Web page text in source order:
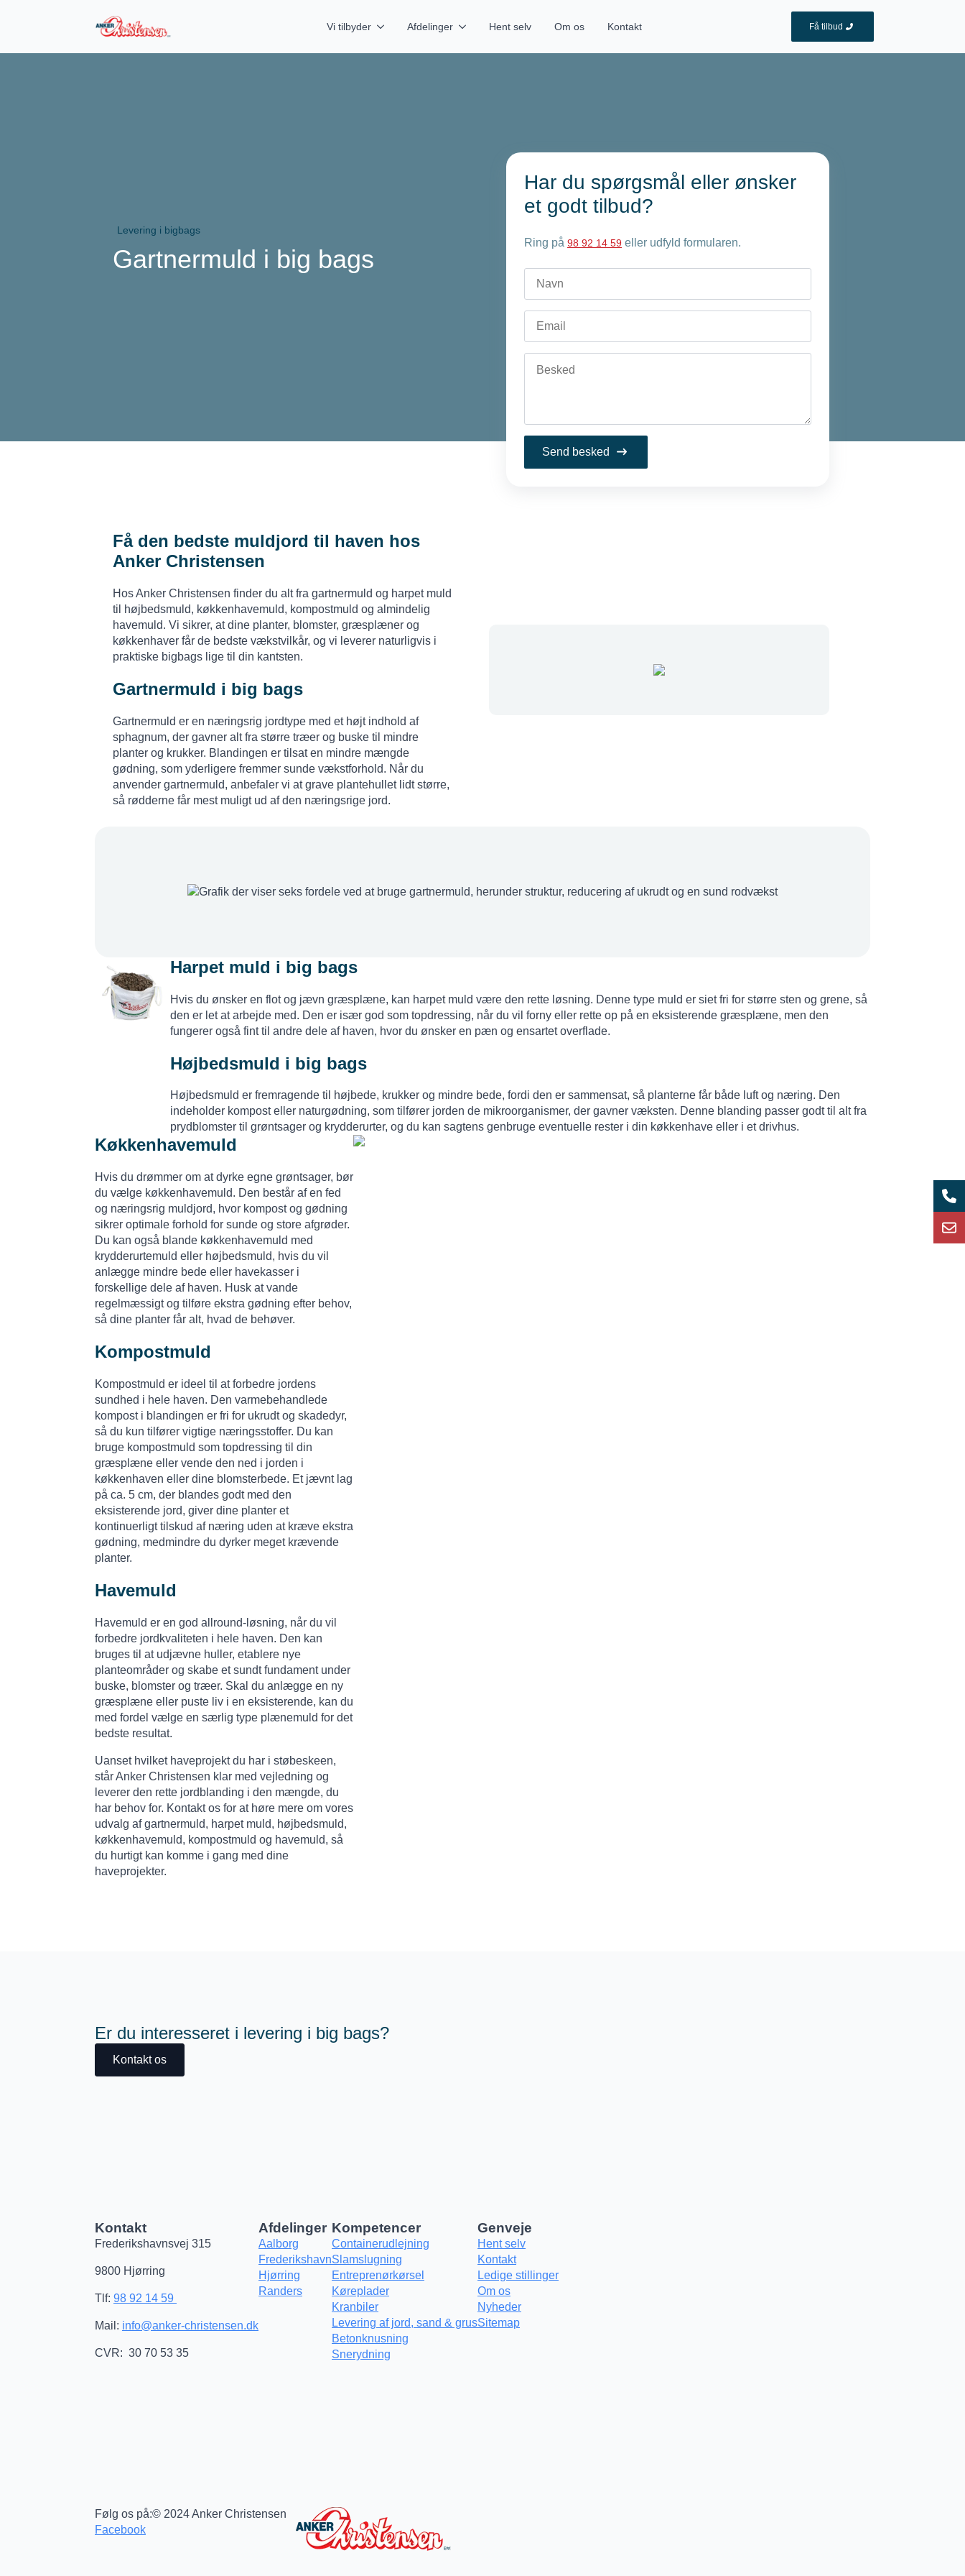
Vi tilbyder Afdelinger Hent selv Om os Kontakt Få tilbud
Levering i bigbags
Gartnermuld i big bags
Har du spørgsmål eller ønsker
et godt tilbud?
Ring på 98 92 14 59 eller udfyld formularen.
Send besked
Få den bedste muldjord til haven hos
Anker Christensen
Hos Anker Christensen finder du alt fra gartnermuld og harpet muld
til højbedsmuld, køkkenhavemuld, kompostmuld og almindelig
havemuld. Vi sikrer, at dine planter, blomster, græsplæner og
køkkenhaver får de bedste vækstvilkår, og vi leverer naturligvis i
praktiske bigbags lige til din kantsten.
Gartnermuld i big bags
Gartnermuld er en næringsrig jordtype med et højt indhold af
sphagnum, der gavner alt fra større træer og buske til mindre
planter og krukker. Blandingen er tilsat en mindre mængde
gødning, som yderligere fremmer sunde vækstforhold. Når du
anvender gartnermuld, anbefaler vi at grave plantehullet lidt større,
så rødderne får mest muligt ud af den næringsrige jord.
Harpet muld i big bags
Hvis du ønsker en flot og jævn græsplæne, kan harpet muld være den rette løsning. Denne type muld er siet fri for større sten og grene, så
den er let at arbejde med. Den er især god som topdressing, når du vil forny eller rette op på en eksisterende græsplæne, men den
fungerer også fint til andre dele af haven, hvor du ønsker en pæn og ensartet overflade.
Højbedsmuld i big bags
Højbedsmuld er fremragende til højbede, krukker og mindre bede, fordi den er sammensat, så planterne får både luft og næring. Den
indeholder kompost eller naturgødning, som tilfører jorden de mikroorganismer, der gavner væksten. Denne blanding passer godt til alt fra
prydblomster til grøntsager og krydderurter, og du kan sagtens genbruge eventuelle rester i din køkkenhave eller i et drivhus.
Køkkenhavemuld
Hvis du drømmer om at dyrke egne grøntsager, bør
du vælge køkkenhavemuld. Den består af en fed
og næringsrig muldjord, hvor kompost og gødning
sikrer optimale forhold for sunde og store afgrøder.
Du kan også blande køkkenhavemuld med
krydderurtemuld eller højbedsmuld, hvis du vil
anlægge mindre bede eller havekasser i
forskellige dele af haven. Husk at vande
regelmæssigt og tilføre ekstra gødning efter behov,
så dine planter får alt, hvad de behøver.
Kompostmuld
Kompostmuld er ideel til at forbedre jordens
sundhed i hele haven. Den varmebehandlede
kompost i blandingen er fri for ukrudt og skadedyr,
så du kun tilfører vigtige næringsstoffer. Du kan
bruge kompostmuld som topdressing til din
græsplæne eller vende den ned i jorden i
køkkenhaven eller dine blomsterbede. Et jævnt lag
på ca. 5 cm, der blandes godt med den
eksisterende jord, giver dine planter et
kontinuerligt tilskud af næring uden at kræve ekstra
gødning, medmindre du dyrker meget krævende
planter.
Havemuld
Havemuld er en god allround-løsning, når du vil
forbedre jordkvaliteten i hele haven. Den kan
bruges til at udjævne huller, etablere nye
planteområder og skabe et sundt fundament under
buske, blomster og træer. Skal du anlægge en ny
græsplæne eller puste liv i en eksisterende, kan du
med fordel vælge en særlig type plænemuld for det
bedste resultat.
Uanset hvilket haveprojekt du har i støbeskeen,
står Anker Christensen klar med vejledning og
leverer den rette jordblanding i den mængde, du
har behov for. Kontakt os for at høre mere om vores
udvalg af gartnermuld, harpet muld, højbedsmuld,
køkkenhavemuld, kompostmuld og havemuld, så
du hurtigt kan komme i gang med dine
haveprojekter.
Er du interesseret i levering i big bags?
Kontakt os
Kontakt
Frederikshavnsvej 315
9800 Hjørring
Tlf: 98 92 14 59
Mail: info@anker-christensen.dk
CVR: 30 70 53 35
Afdelinger
Aalborg
Frederikshavn
Hjørring
Randers
Kompetencer
Containerudlejning
Slamslugning
Entreprenørkørsel
Køreplader
Kranbiler
Levering af jord, sand & grus
Betonknusning
Snerydning
Genveje
Hent selv
Kontakt
Ledige stillinger
Om os
Nyheder
Sitemap
Følg os på:
Facebook
© 2024 Anker Christensen